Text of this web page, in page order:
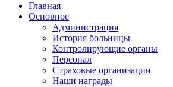
Главная
Основное
Администрация
История больницы
Контролирующие органы
Персонал
Страховые организации
Наши награды